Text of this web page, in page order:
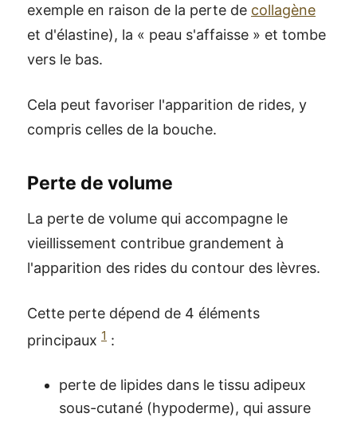
exemple en raison de la perte de collagène
et d'élastine), la « peau s'affaisse » et tombe
vers le bas.
Cela peut favoriser l'apparition de rides, y
compris celles de la bouche.
Perte de volume
La perte de volume qui accompagne le
vieillissement contribue grandement à
l'apparition des rides du contour des lèvres.
Cette perte dépend de 4 éléments
principaux 1 :
perte de lipides dans le tissu adipeux
sous-cutané (hypoderme), qui assure